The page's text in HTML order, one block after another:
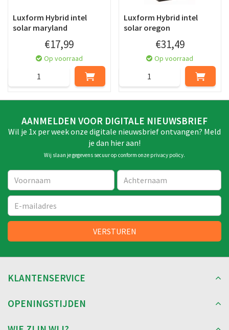
Luxform Hybrid intel
solar maryland
€17,99
Op voorraad
Luxform Hybrid intel
solar oregon
€31,49
Op voorraad
AANMELDEN VOOR DIGITALE NIEUWSBRIEF
Wil je 1x per week onze digitale nieuwsbrief ontvangen? Meld
je dan hier aan!
Wij slaan je gegevens secuur op conform onze privacy policy.
KLANTENSERVICE
OPENINGSTIJDEN